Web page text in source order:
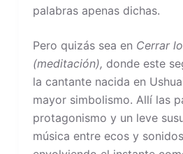
palabras apenas dichas.
Pero quizás sea en Cerrar
(meditación), donde este
la cantante nacida en
mayor simbolismo. Allí las
protagonismo y un leve
música entre ecos y